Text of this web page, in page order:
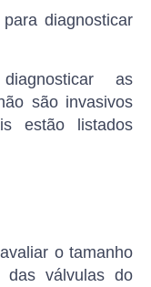
diagnosticar
as
são invasivos
estão listados
o tamanho
das válvulas do